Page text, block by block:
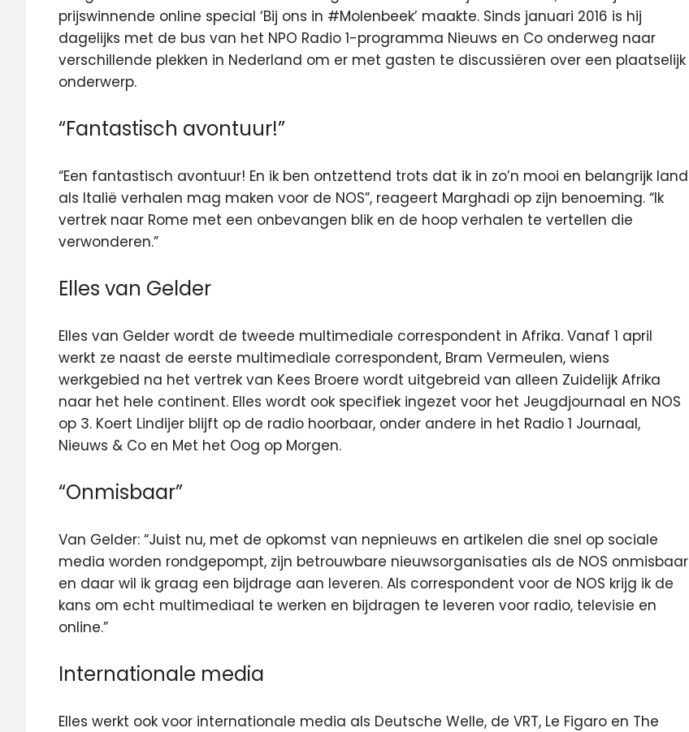
prijswinnende online special ‘Bij ons in #Molenbeek’ maakte. Sinds januari 2016 is hij
dagelijks met de bus van het NPO Radio 1-programma Nieuws en Co onderweg naar
verschillende plekken in Nederland om er met gasten te discussiëren over een plaatselijk
onderwerp.
“Fantastisch avontuur!”
“Een fantastisch avontuur! En ik ben ontzettend trots dat ik in zo’n mooi en belangrijk land
als Italië verhalen mag maken voor de NOS”, reageert Marghadi op zijn benoeming. “Ik
vertrek naar Rome met een onbevangen blik en de hoop verhalen te vertellen die
verwonderen.”
Elles van Gelder
Elles van Gelder wordt de tweede multimediale correspondent in Afrika. Vanaf 1 april
werkt ze naast de eerste multimediale correspondent, Bram Vermeulen, wiens
werkgebied na het vertrek van Kees Broere wordt uitgebreid van alleen Zuidelijk Afrika
naar het hele continent. Elles wordt ook specifiek ingezet voor het Jeugdjournaal en NOS
op 3. Koert Lindijer blijft op de radio hoorbaar, onder andere in het Radio 1 Journaal,
Nieuws & Co en Met het Oog op Morgen.
“Onmisbaar”
Van Gelder: “Juist nu, met de opkomst van nepnieuws en artikelen die snel op sociale
media worden rondgepompt, zijn betrouwbare nieuwsorganisaties als de NOS onmisbaar
en daar wil ik graag een bijdrage aan leveren. Als correspondent voor de NOS krijg ik de
kans om echt multimediaal te werken en bijdragen te leveren voor radio, televisie en
online.”
Internationale media
Elles werkt ook voor internationale media als Deutsche Welle, de VRT, Le Figaro en The